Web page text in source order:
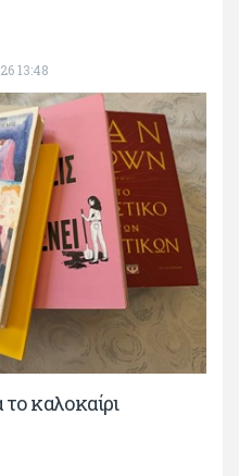
13:48
το καλοκαίρι